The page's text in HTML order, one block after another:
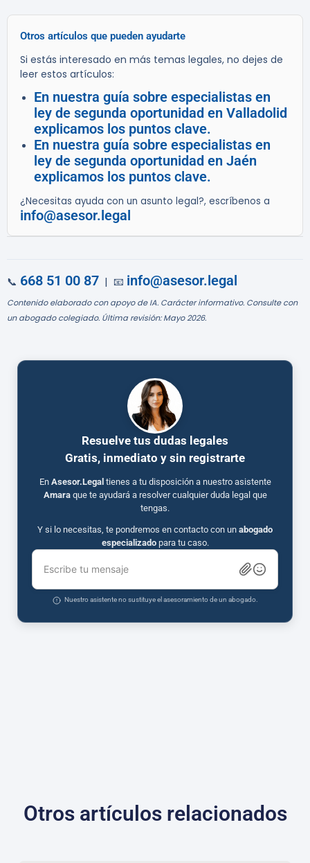
Otros artículos que pueden ayudarte
Si estás interesado en más temas legales, no dejes de
leer estos artículos:
En nuestra guía sobre especialistas en
ley de segunda oportunidad en Valladolid
explicamos los puntos clave.
En nuestra guía sobre especialistas en
ley de segunda oportunidad en Jaén
explicamos los puntos clave.
¿Necesitas ayuda con un asunto legal?, escríbenos a
info@asesor.legal
📞 668 51 00 87 | 📧 info@asesor.legal
Contenido elaborado con apoyo de IA. Carácter informativo. Consulte con
un abogado colegiado. Última revisión: Mayo 2026.
Resuelve tus dudas legales
Gratis, inmediato y sin registrarte
En Asesor.Legal tienes a tu disposición a nuestro asistente
Amaraque te ayudará a resolver cualquier duda legal que
tengas.
Y si lo necesitas, te pondremos en contacto con un abogado
especializadopara tu caso.
Escribe tu mensaje
Nuestro asistente no sustituye el asesoramiento de un abogado.
Otros artículos relacionados